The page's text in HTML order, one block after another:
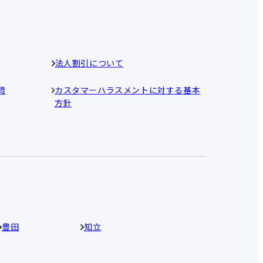
法人割引について
カスタマーハラスメントに対する基本
方針
豊田 知立